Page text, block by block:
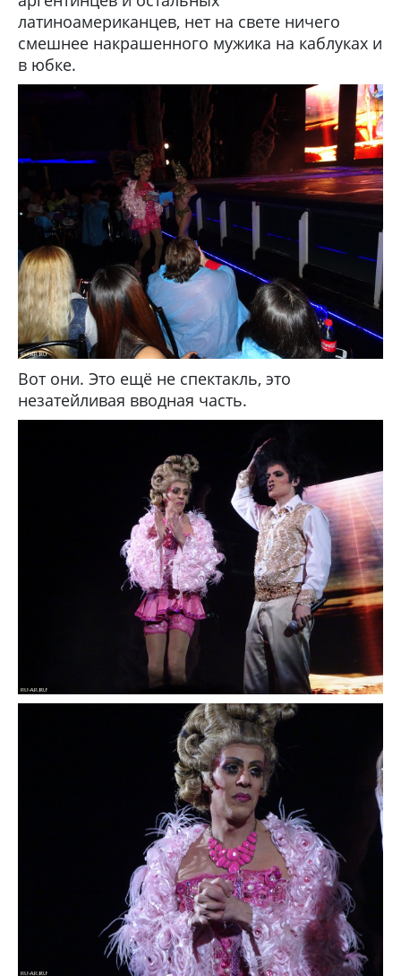
латиноамериканцев, нет на свете ничего
смешнее накрашенного мужика на каблуках и
в юбке.
Вот они. Это ещё не спектакль, это
незатейливая вводная часть.